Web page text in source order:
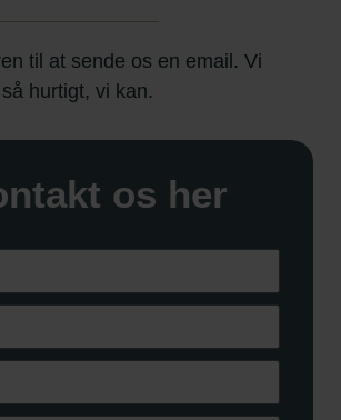
til at sende os en email. Vi
hurtigt, vi kan.
os her